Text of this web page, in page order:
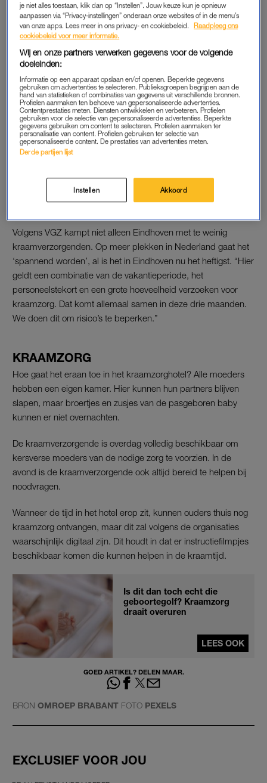
kunnen we niet leveren”, zegt een woordvoerder van
Coöperatie VGZ.
KRAAMZORGORGANISATIES
Dat de kraamtijd in het hotel kan plaatsvinden, komt voort uit
een samenwerking tussen verschillende zorgverzekeraars. Het
gaat om Zilverenkruis, CZ, Menzis en Coöperatie VGZ. Ook de
kraamzorgorganisaties Kraamzus, Kraamzorg VDA en
Zorgmed zijn betrokken bij de samenwerking.
die kraamzorgorganisaties, schrijftOmroep Brabant.
Volgens VGZ kampt niet alleen Eindhoven met te weinig
kraamverzorgenden. Op meer plekken in Nederland gaat het
‘spannend worden’, al is het in Eindhoven nu het heftigst. “Hier
geldt een combinatie van de vakantieperiode, het
personeelstekort en een grote hoeveelheid verzoeken voor
kraamzorg. Dat komt allemaal samen in deze drie maanden.
We doen dit om risico’s te beperken.”
KRAAMZORG
Hoe gaat het eraan toe in het kraamzorghotel? Alle moeders
hebben een eigen kamer. Hier kunnen hun partners blijven
slapen, maar broertjes en zusjes van de pasgeboren baby
kunnen er niet overnachten.
De kraamverzorgende is overdag volledig beschikbaar om
kersverse moeders van de nodige zorg te voorzien. In de
avond is de kraamverzorgende ook altijd bereid te helpen bij
noodvragen.
Wanneer de tijd in het hotel erop zit, kunnen ouders thuis nog
kraamzorg ontvangen, maar dit zal volgens de organisaties
waarschijnlijk digitaal zijn. Dit houdt in dat er instructiefilmpjes
beschikbaar komen die kunnen helpen in de kraamtijd.
Is dit dan toch echt die
geboortegolf? Kraamzorg
draait overuren
LEES OOK
GOED ARTIKEL? DELEN MAAR.
BRON OMROEP BRABANT FOTO PEXELS
EXCLUSIEF VOOR JOU
je niet alles toestaan, klik dan op “Instellen”. Jouw keuze kun je opnieuw
aanpassen via “Privacy-instellingen” onderaan onze websites of in de menu’s
van onze apps. Lees meer in ons privacy- en cookiebeleid.
Raadpleeg ons
cookiebeleid voor meer informatie.
Wij en onze partners verwerken gegevens voor de volgende
doeleinden:
Informatie op een apparaat opslaan en/of openen. Beperkte gegevens
gebruiken om advertenties te selecteren. Publieksgroepen begrijpen aan de
hand van statistieken of combinaties van gegevens uit verschillende bronnen.
Profielen aanmaken ten behoeve van gepersonaliseerde advertenties.
Contentprestaties meten. Diensten ontwikkelen en verbeteren. Profielen
gebruiken voor de selectie van gepersonaliseerde advertenties. Beperkte
gegevens gebruiken om content te selecteren. Profielen aanmaken ter
personalisatie van content. Profielen gebruiken ter selectie van
gepersonaliseerde content. De prestaties van advertenties meten.
Derde partijen lijst
Instellen Akkoord